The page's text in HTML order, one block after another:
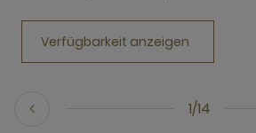
1/14
Verfügbarkeit anzeigen